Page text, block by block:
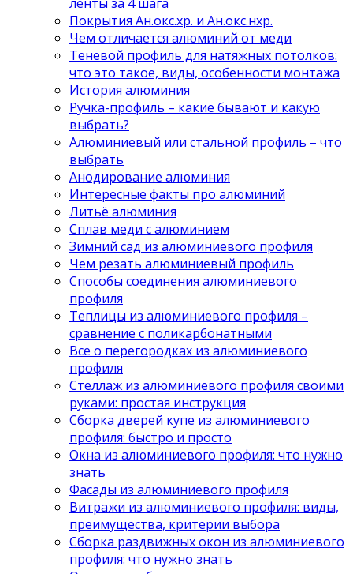
Покрытия Ан.окс.хр. и Ан.окс.нхр.
Чем отличается алюминий от меди
Теневой профиль для натяжных потолков:
что это такое, виды, особенности монтажа
История алюминия
Ручка-профиль – какие бывают и какую
выбрать?
Алюминиевый или стальной профиль – что
выбрать
Анодирование алюминия
Интересные факты про алюминий
Литьё алюминия
Сплав меди с алюминием
Зимний сад из алюминиевого профиля
Чем резать алюминиевый профиль
Способы соединения алюминиевого
профиля
Теплицы из алюминиевого профиля –
сравнение с поликарбонатными
Все о перегородках из алюминиевого
профиля
Стеллаж из алюминиевого профиля своими
руками: простая инструкция
Сборка дверей купе из алюминиевого
профиля: быстро и просто
Окна из алюминиевого профиля: что нужно
знать
Фасады из алюминиевого профиля
Витражи из алюминиевого профиля: виды,
преимущества, критерии выбора
Сборка раздвижных окон из алюминиевого
профиля: что нужно знать